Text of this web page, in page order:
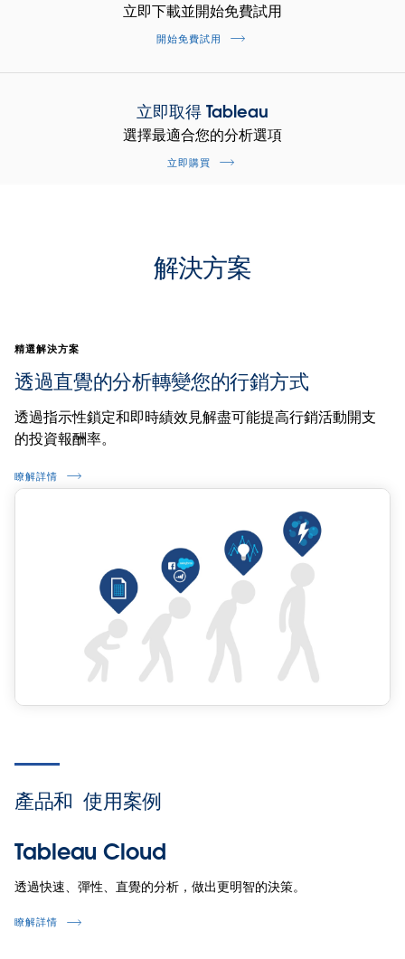
立即下載並開始免費試用
開始免費試用
立即取得 Tableau
選擇最適合您的分析選項
立即購買
解決方案
精選解決方案
透過直覺的分析轉變您的行銷方式
透過指示性鎖定和即時績效見解盡可能提高行銷活動開支
的投資報酬率。
瞭解詳情
產品和 使用案例
Tableau Cloud
透過快速、彈性、直覺的分析，做出更明智的決策。
瞭解詳情